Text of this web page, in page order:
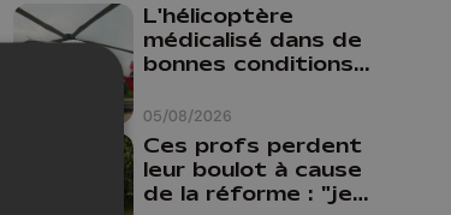
05/08/2026
L'hélicoptère
médicalisé dans de
bonnes conditions à
Ces profs perdent
leur boulot à cause
de la réforme : "je